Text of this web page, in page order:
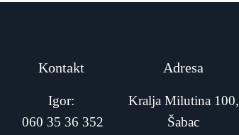
Kontakt
Igor:
060 35 36 352
Adresa
Kralja Milutina 100,
Šabac